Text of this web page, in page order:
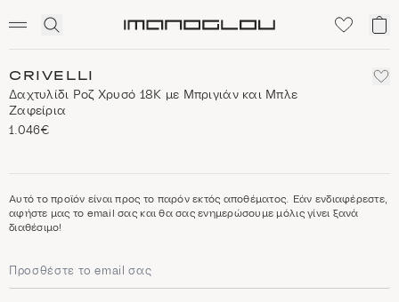
Click
search
Το
CRIVELLI
Δαχτυλίδι Ροζ Χρυσό 18Κ με Μπριγιάν και Μπλε
Ζαφείρια
1.046€
Αυτό το προϊόν είναι προς το παρόν εκτός αποθέματος. Εάν ενδιαφέρεστε,
αφήστε μας το email σας και θα σας ενημερώσουμε μόλις γίνει ξανά
διαθέσιμο!